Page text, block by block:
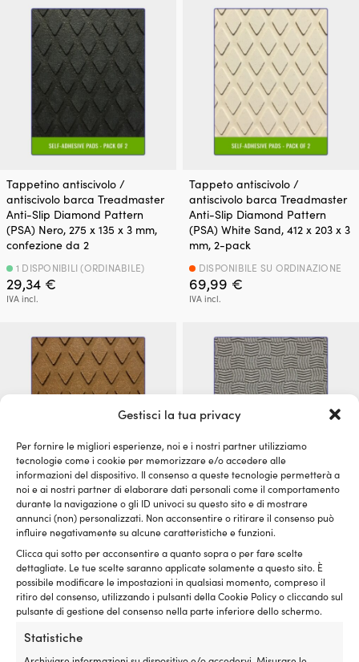
Gestisci la tua privacy
Per fornire le migliori esperienze, noi e i nostri partner utilizziamo
tecnologie come i cookie per memorizzare e/o accedere alle
informazioni del dispositivo. Il consenso a queste tecnologie permetterà a
noi e ai nostri partner di elaborare dati personali come il comportamento
durante la navigazione o gli ID univoci su questo sito e di mostrare
annunci (non) personalizzati. Non acconsentire o ritirare il consenso può
influire negativamente su alcune caratteristiche e funzioni.
Clicca qui sotto per acconsentire a quanto sopra o per fare scelte
dettagliate. Le tue scelte saranno applicate solamente a questo sito. È
possibile modificare le impostazioni in qualsiasi momento, compreso il
ritiro del consenso, utilizzando i pulsanti della Cookie Policy o cliccando sul
pulsante di gestione del consenso nella parte inferiore dello schermo.
Statistiche
Tappetino antiscivolo /
antiscivolo barca Treadmaster
Anti-Slip Diamond Pattern
(PSA) Nero, 275 x 135 x 3 mm,
confezione da 2
29,34 €
IVA incl.
1 DISPONIBILI (ORDINABILE)
Tappeto antiscivolo /
antiscivolo barca Treadmaster
Anti-Slip Diamond Pattern
(PSA) White Sand, 412 x 203 x 3
mm, 2-pack
69,99 €
IVA incl.
DISPONIBILE SU ORDINAZIONE
Tappetino antiscivolo /
antiscivolo barca Treadmaster
Anti-Slip Diamond Pattern
(PSA) Fawn, 275 x 135 x 3 mm,
2-pack
29,34€
DISPONIBILE SU ORDINAZIONE
Tappetino antiscivolo /
antiscivolo barca Treadmaster
(PSA) Light Grey, 412 x 203 x 2
mm, 2-pack
69,99€
DISPONIBILE SU ORDINAZIONE